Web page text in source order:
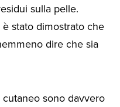
sulla pelle.
stato dimostrato che
dire che sia
sono davvero